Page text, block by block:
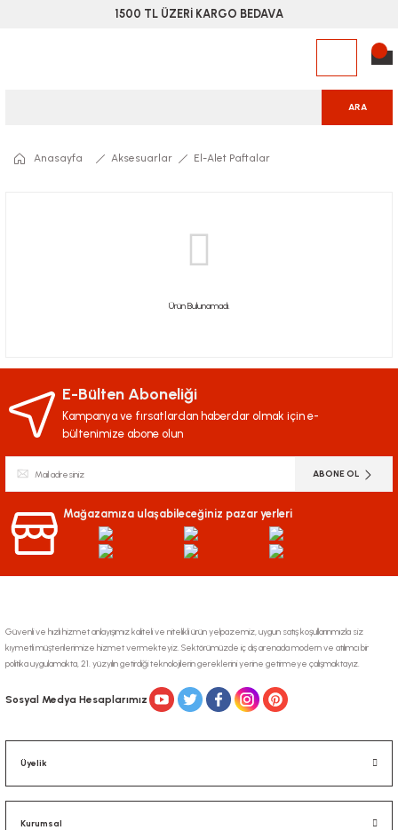
1500 TL ÜZERİ KARGO BEDAVA
ARA
Anasayfa Aksesuarlar El-Alet Paftalar
Ürün Bulunamadı.
E-Bülten Aboneliği
Kampanya ve fırsatlardan haberdar olmak için e-
bültenimize abone olun
ABONE OL
Mağazamıza ulaşabileceğiniz pazar yerleri
Güvenli ve hızlı hizmet anlayışımız kaliteli ve nitelikli ürün yelpazemiz, uygun satış koşullarınmızla siz
kıymetli müşterilerimize hizmet vermekteyiz. Sektörümüzde iç dış arenada modern ve atılımcı bir
politika uygulamakta, 21. yüzyılın getirdiği teknolojilerin gereklerini yerine getirmeye çalışmaktayız.
Sosyal Medya Hesaplarımız
Üyelik
Kurumsal